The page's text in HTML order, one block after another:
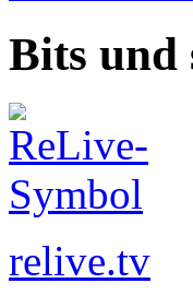
Bits und
relive.tv